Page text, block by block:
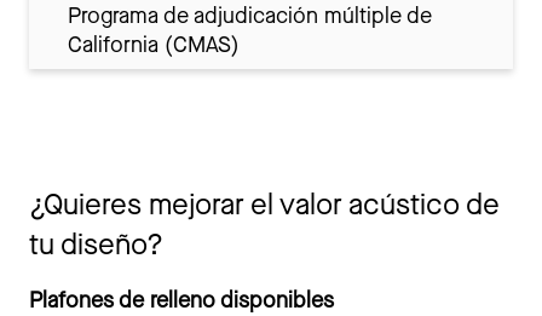
Programa de adjudicación múltiple de
California (CMAS)
¿Quieres mejorar el valor acústico de
tu diseño?
Plafones de relleno disponibles